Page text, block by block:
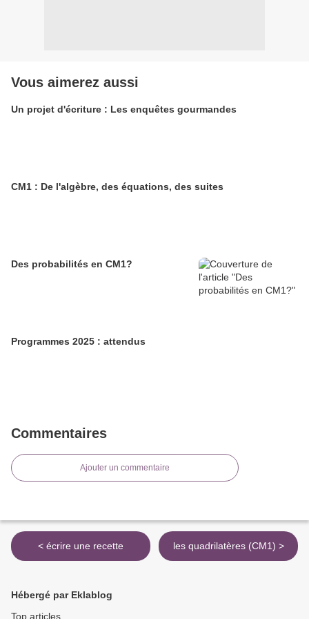
Vous aimerez aussi
Un projet d'écriture : Les enquêtes gourmandes
CM1 : De l'algèbre, des équations, des suites
Des probabilités en CM1?
Programmes 2025 : attendus
Commentaires
Ajouter un commentaire
< écrire une recette les quadrilatères (CM1) >
Hébergé par Eklablog
Top articles